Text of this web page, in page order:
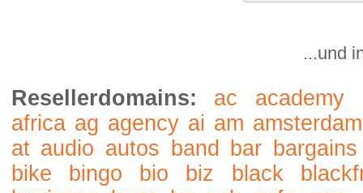
...und
Resellerdomains: ac academy
africa ag agency ai am amsterdam
at audio autos band bar bargains
bike
bingo bio biz black